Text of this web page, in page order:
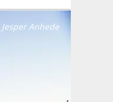
Jesper Anhede